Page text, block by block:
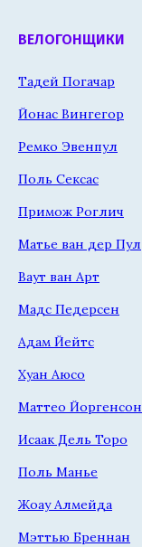
ВЕЛОГОНЩИКИ
Тадей Погачар
Йонас Вингегор
Ремко Эвенпул
Поль Сексас
Примож Роглич
Матье ван дер Пул
Ваут ван Арт
Мадс Педерсен
Адам Йейтс
Хуан Аюсо
Маттео Йоргенсон
Исаак Дель Торо
Поль Манье
Жоау Алмейда
Мэттью Бреннан